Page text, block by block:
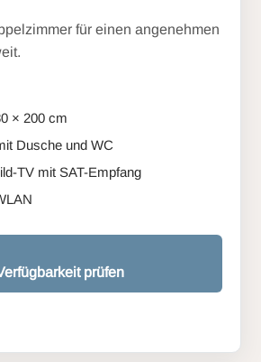
für einen angenehmen
× 200 cm
Dusche und WC
TV mit SAT-Empfang
prüfen